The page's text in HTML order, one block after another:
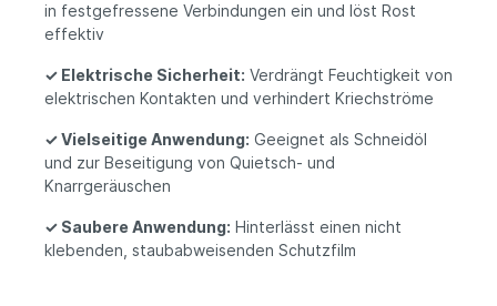
in festgefressene Verbindungen ein und löst Rost
effektiv
✓ Elektrische Sicherheit: Verdrängt Feuchtigkeit von
elektrischen Kontakten und verhindert Kriechströme
✓Vielseitige Anwendung: Geeignet als Schneidöl
und zur Beseitigung von Quietsch- und
Knarrgeräuschen
✓ Saubere Anwendung: Hinterlässt einen nicht
klebenden, staubabweisenden Schutzfilm